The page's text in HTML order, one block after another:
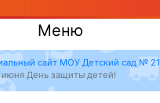
Меню
сайт МОУ Детский сад № 21
июня День защиты детей!